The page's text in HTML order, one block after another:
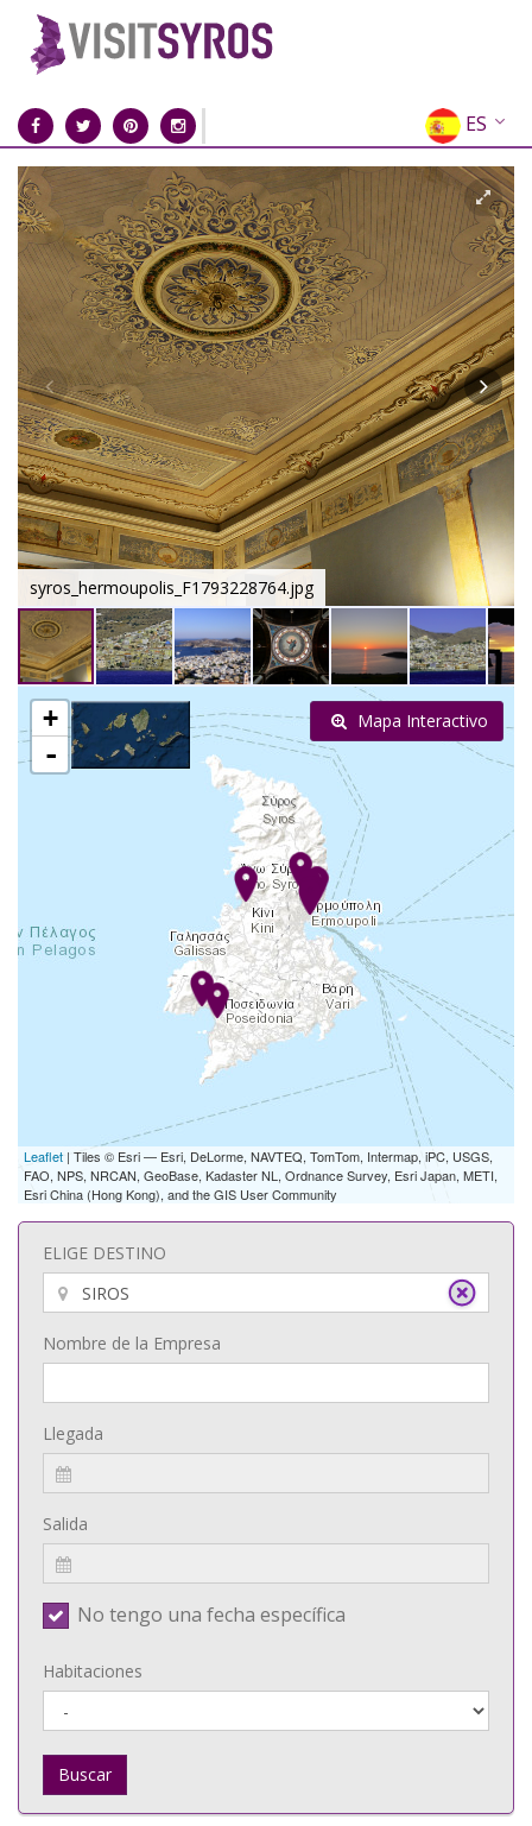
ES
EN
EL
FR
DE
IT
RU
CN
syros_hermoupolis_F1793228764.jpg
+
-
Leaflet | Tiles © Esri — Esri, DeLorme, NAVTEQ, TomTom, Intermap, iPC, USGS,
FAO, NPS, NRCAN, GeoBase, Kadaster NL, Ordnance Survey, Esri Japan, METI,
Esri China (Hong Kong), and the GIS User Community
Mapa Interactivo
ELIGE DESTINO
Nombre de la Empresa
Llegada
Salida
No tengo una fecha específica
Habitaciones
Buscar